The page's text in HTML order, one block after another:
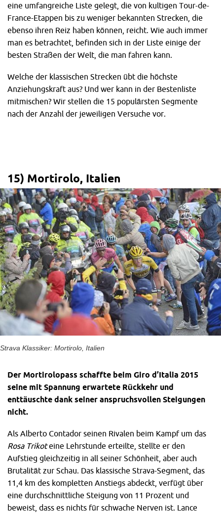
eine umfangreiche Liste gelegt, die von kultigen Tour-de-
France-Etappen bis zu weniger bekannten Strecken, die
ebenso ihren Reiz haben können, reicht. Wie auch immer
man es betrachtet, befinden sich in der Liste einige der
besten Straßen der Welt, die man fahren kann.
Welche der klassischen Strecken übt die höchste
Anziehungskraft aus? Und wer kann in der Bestenliste
mitmischen? Wir stellen die 15 populärsten Segmente
nach der Anzahl der jeweiligen Versuche vor.
15) Mortirolo, Italien
Strava Klassiker: Mortirolo, Italien
Der Mortirolopass schaffte beim Giro d’Italia 2015
seine mit Spannung erwartete Rückkehr und
enttäuschte dank seiner anspruchsvollen Steigungen
nicht.
Als Alberto Contador seinen Rivalen beim Kampf um das
Rosa Trikoteine Lehrstunde erteilte, stellte er den
Aufstieg gleichzeitig in all seiner Schönheit, aber auch
Brutalität zur Schau. Das klassische Strava-Segment, das
11,4 km des kompletten Anstiegs abdeckt, verfügt über
eine durchschnittliche Steigung von 11 Prozent und
beweist, dass es nichts für schwache Nerven ist. Lance